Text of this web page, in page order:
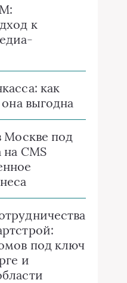
к
как
выгодна
Москве под
на CMS
под ключ
и